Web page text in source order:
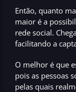
Então, quanto
maior é a
rede social.
facilitando a
O melhor é que
pois as pessoas
pelas quais